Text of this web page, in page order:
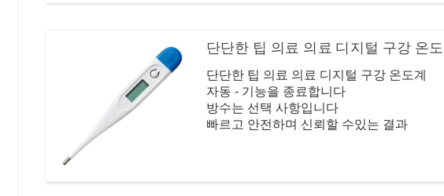
단단한 팁 의료 의료 디지털 구강 온
단단한 팁 의료 의료 디지털 구강 온도계
자동 - 기능을 종료합니다
방수는 선택 사항입니다
빠르고 안전하며 신뢰할 수있는 결과